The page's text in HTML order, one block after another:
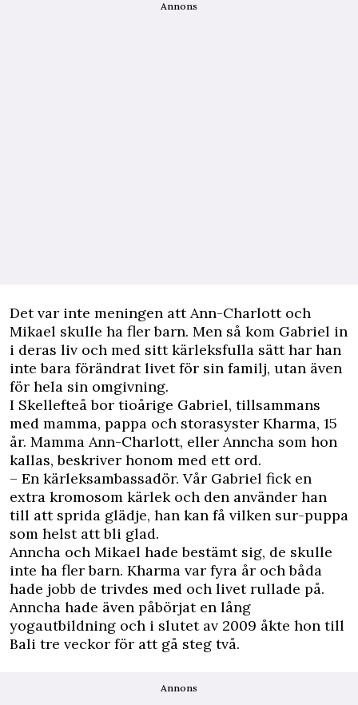
Annons
Det var inte meningen att Ann-Charlott och
Mikael skulle ha fler barn. Men så kom Gabriel in
i deras liv och med sitt kärleksfulla sätt har han
inte bara förändrat livet för sin familj, utan även
för hela sin omgivning.
I Skellefteå bor tioårige Gabriel, tillsammans
med mamma, pappa och storasyster Kharma, 15
år. Mamma Ann-Charlott, eller Anncha som hon
kallas, beskriver honom med ett ord.
– En kärleksambassadör. Vår Gabriel fick en
extra kromosom kärlek och den använder han
till att sprida glädje, han kan få vilken sur-puppa
som helst att bli glad.
Anncha och Mikael hade bestämt sig, de skulle
inte ha fler barn. Kharma var fyra år och båda
hade jobb de trivdes med och livet rullade på.
Anncha hade även påbörjat en lång
yogautbildning och i slutet av 2009 åkte hon till
Bali tre veckor för att gå steg två.
Annons